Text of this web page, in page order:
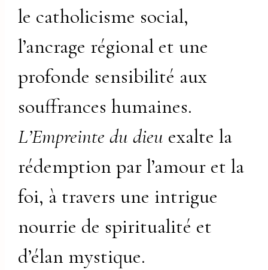
le catholicisme social,
l’ancrage régional et une
profonde sensibilité aux
souffrances humaines.
L’Empreinte du dieu exalte la
rédemption par l’amour et la
foi, à travers une intrigue
nourrie de spiritualité et
d’élan mystique.